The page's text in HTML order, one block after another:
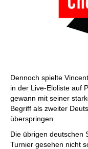
Dennoch spielte
in der Live-Eloliste auf
gewann mit seiner
Begriff als zweiter
überspringen.
Die übrigen deutschen
Turnier gesehen nicht